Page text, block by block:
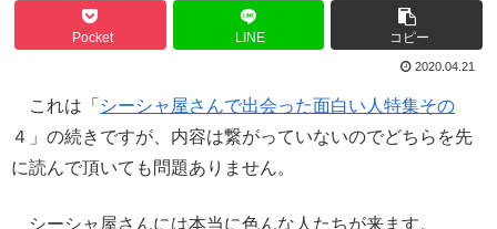
Pocket LINE コピー
2020.04.21
これは「 シーシャ屋さんで出会った面白い人特集その
４」の続きですが、内容は繋がっていないのでどちらを先
に読んで頂いても問題ありません。
シーシャ屋さんには本当に色んな人たちが来ます。